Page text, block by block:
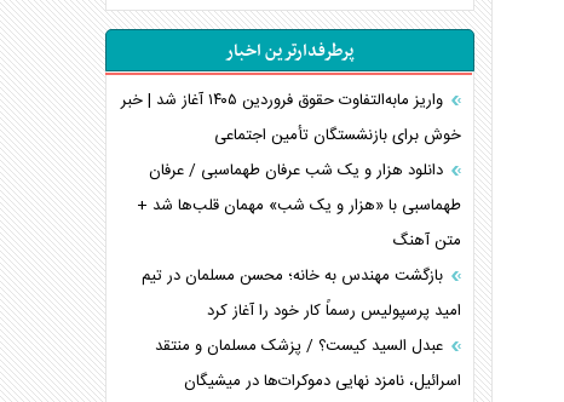
غرب
اربعین، کابوس مشترک تل‌آویو-واشنگتن
برنامه هفتم توسعه در نقطه کور سیاستگذاری
کنوانسیون دریای خزر در راستای منافع ملی است؟
اوکراین بازوی مخرب آمریکا در غرب آسیا
اهمیت راهبردی اردن برای آمریکا
پیام، ظرفیت بالفعل‌نشده تجارت ایران
همسویی عربستان با سنتکام علیه متحدان ایران
ترامپ و توهم خلع سلاح حماس
چرا کویت به دنبال شریک امنیتی جدید است؟
پرطرفدارترین اخبار
واریز مابه‌التفاوت حقوق فروردین ۱۴۰۵ آغاز شد | خبر
خوش برای بازنشستگان تأمین اجتماعی
دانلود هزار و یک شب عرفان طهماسبی / عرفان
طهماسبی با «هزار و یک شب» مهمان قلب‌ها شد +
متن آهنگ
بازگشت مهندس به خانه؛ محسن مسلمان در تیم
امید پرسپولیس رسماً کار خود را آغاز کرد
عبدل السید کیست؟ / پزشک مسلمان و منتقد
اسرائیل، نامزد نهایی دموکرات‌ها در میشیگان